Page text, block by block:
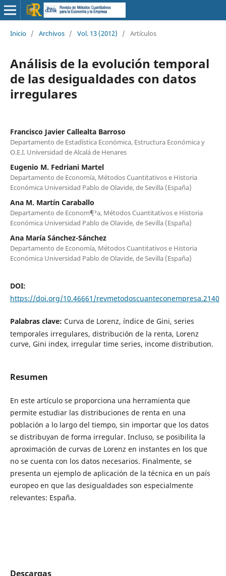
Inicio / Archivos / Vol. 13 (2012) / Artículos
Análisis de la evolución temporal
de las desigualdades con datos
irregulares
Francisco Javier Callealta Barroso
Departamento de Estadística Económica, Estructura Económica y
O.E.I. Universidad de Alcalá de Henares
Eugenio M. Fedriani Martel
Departamento de Economía, Métodos Cuantitativos e Historia
Económica Universidad Pablo de Olavide, de Sevilla (España)
Ana M. Martín Caraballo
Departamento de Econom¶³a, Métodos Cuantitativos e Historia
Económica Universidad Pablo de Olavide, de Sevilla (España)
Ana María Sánchez-Sánchez
Departamento de Economía, Métodos Cuantitativos e Historia
Económica Universidad Pablo de Olavide, de Sevilla (España)
DOI:
https://doi.org/10.46661/revmetodoscuanteconempresa.2140
Palabras clave: Curva de Lorenz, índice de Gini, series
temporales irregulares, distribución de la renta, Lorenz
curve, Gini index, irregular time series, income distribution.
Resumen
En este artículo se proporciona una herramienta que
permite estudiar las distribuciones de renta en una
población a lo largo del tiempo, sin importar que los datos
se distribuyan de forma irregular. Incluso, se posibilita la
aproximación de curvas de Lorenz en instantes en los que
no se cuenta con los datos necesarios. Finalmente, se
presenta un ejemplo de aplicación de la técnica en un país
europeo en que las desigualdades son especialmente
relevantes: España.
Descargas